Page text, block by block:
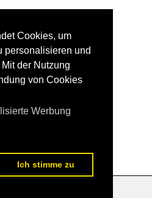
Cookies, um
personalisieren und
der Nutzung
von Cookies
Werbung
Ich stimme zu